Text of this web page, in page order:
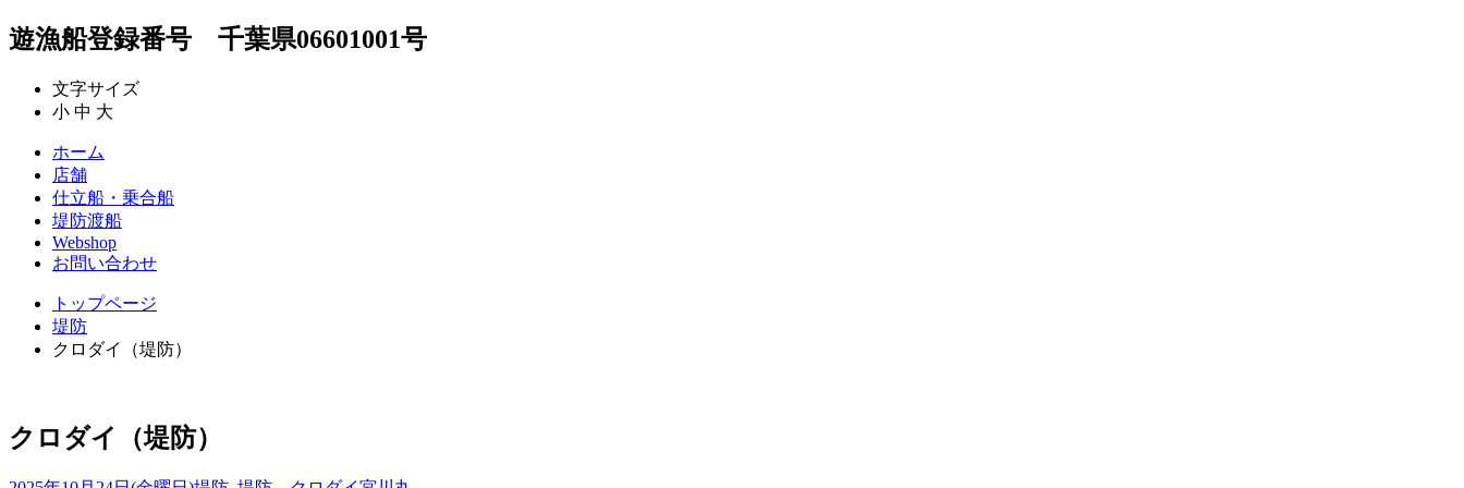
遊漁船登録番号 千葉県06601001号
文字サイズ
小 中 大
ホーム
店舗
仕立船・乗合船
堤防渡船
Webshop
お問い合わせ
トップページ
堤防
クロダイ（堤防）
クロダイ（堤防）